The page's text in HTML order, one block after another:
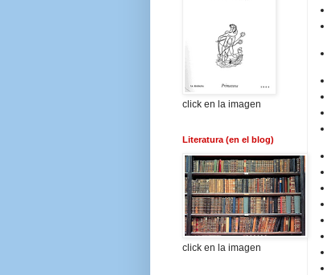
click en la imagen
Literatura (en el blog)
click en la imagen